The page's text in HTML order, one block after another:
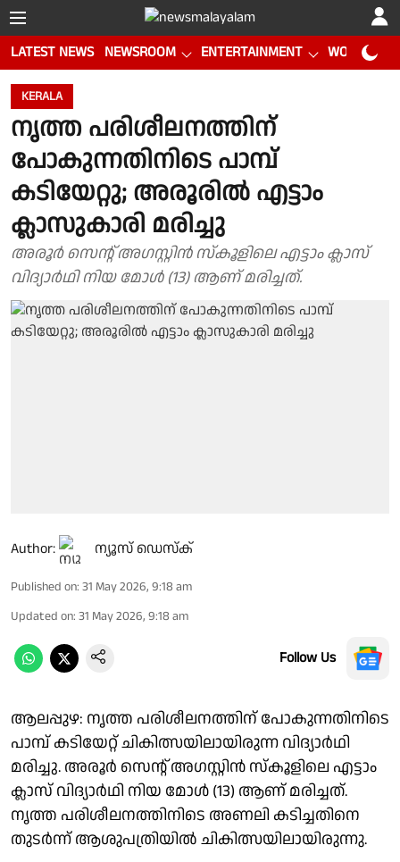
LATEST NEWS NEWSROOM ENTERTAINMENT WORLD CUP
KERALA
നൃത്ത പരിശീലനത്തിന്
പോകുന്നതിനിടെ പാമ്പ്
കടിയേറ്റു; അരൂരിൽ എട്ടാം
ക്ലാസുകാരി മരിച്ചു
അരൂർ സെൻ്റ് അഗസ്റ്റിൻ സ്കൂളിലെ എട്ടാം ക്ലാസ്
വിദ്യാർഥി നിയ മോൾ (13) ആണ് മരിച്ചത്.
Author: ന്യൂസ് ഡെസ്ക്
Published on: 31 May 2026, 9:18 am
Updated on: 31 May 2026, 9:18 am
Follow Us
ആലപ്പുഴ: നൃത്ത പരിശീലനത്തിന് പോകുന്നതിനിടെ
പാമ്പ് കടിയേറ്റ് ചികിത്സയിലായിരുന്ന വിദ്യാർഥി
മരിച്ചു. അരൂർ സെൻ്റ് അഗസ്റ്റിൻ സ്കൂളിലെ എട്ടാം
ക്ലാസ് വിദ്യാർഥി നിയ മോൾ (13) ആണ് മരിച്ചത്.
നൃത്ത പരിശീലനത്തിനിടെ അണലി കടിച്ചതിനെ
തുടർന്ന് ആശുപത്രിയിൽ ചികിത്സയിലായിരുന്നു.